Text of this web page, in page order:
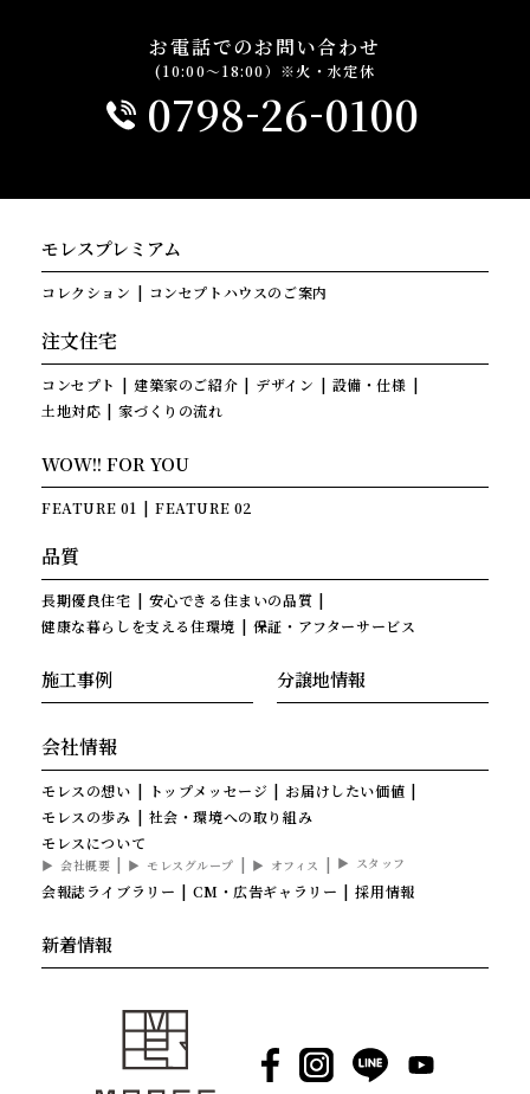
お電話でのお問い合わせ
(10:00～18:00）※火・水定休
0798-26-0100
モレスプレミアム
コレクション コンセプトハウスのご案内
注文住宅
コンセプト 建築家のご紹介 デザイン
設備・仕様
土地対応
家づくりの流れ
WOW!! FOR YOU
FEATURE 01 FEATURE 02
品質
長期優良住宅
安心できる住まいの品質
健康な暮らしを支える住環境
保証・アフターサービス
施工事例 分譲地情報
会社情報
モレスの想い トップメッセージ
お届けしたい価値
モレスの歩み
社会・環境への取り組み
モレスについて
会社概要 モレスグループ オフィス スタッフ
会報誌ライブラリー CM・広告ギャラリー 採用情報
新着情報
Facebook
Instagram
LINE YouTube